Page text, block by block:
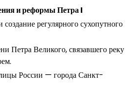
и реформы Петра I
регулярного сухопутного
Петра Великого, связавшего реку
России — города Санкт-